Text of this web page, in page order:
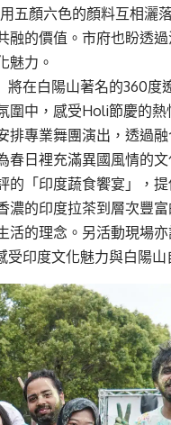
五顏六色的顏料互相灑
的價值。市府也盼透
魅力。
在白陽山著名的360度
圍中，感受Holi節慶的
排專業舞團演出，透過
日裡充滿異國風情的文
「印度蔬食饗宴」，
的印度拉茶到層次豐
的理念。另活動現場
印度文化魅力與白陽山